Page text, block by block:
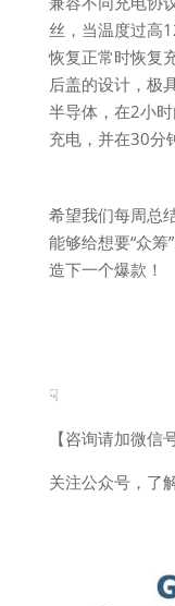
丝，当温度过高
恢复正常时恢复
后盖的设计，极
半导体，在2小
充电，并在30分
希望我们每周总
能够给想要“众
造下一个爆款！
☟
【咨询请加微信
关注公众号，了